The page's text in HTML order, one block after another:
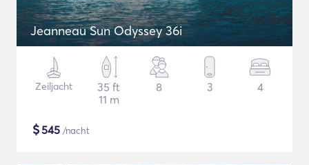
Jeanneau Sun Odyssey 36i
Zeiljacht
35 ft
11 m
8 3 4
$545 /nacht